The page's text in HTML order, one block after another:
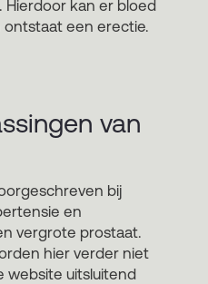
kan er bloed
een erectie.
van
bij
en
vergrote prostaat.
hier verder niet
website uitsluitend